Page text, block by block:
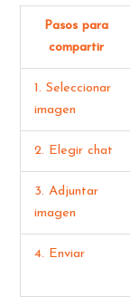
Pasos para
compartir
1. Seleccionar
imagen
2. Elegir chat
3. Adjuntar
imagen
4. Enviar